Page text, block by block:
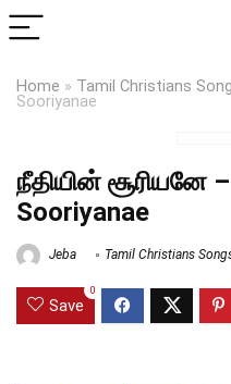
Home » Tamil Christians
Sooriyanae
நீதியின் சூரியனே
Sooriyanae
Jeba Tamil Christians
Save
0